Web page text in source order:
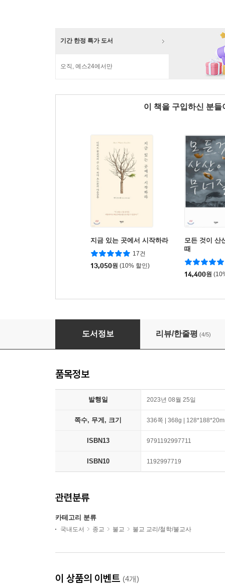
기간 한정 특가 도서
오직, 예스24에서만
이 책을 구입하신 분
지금 있는 곳에서 시작하라
17건
13,050원 (10% 할인)
모든 것이 산
때
14,400원
죽음은 내 인생 최고의 작품
도서정보 리뷰/한줄평 (4/5)
품목정보
발행일 2023년 08월 25일
쪽수, 무게, 크기 336쪽 | 368g |
ISBN13 9791192997711
ISBN10 1192997719
관련분류
카테고리 분류
국내도서 종교 불교 불교 교리/철학/불교사
이 상품의 이벤트 (4개)